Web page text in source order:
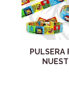
PULSERA